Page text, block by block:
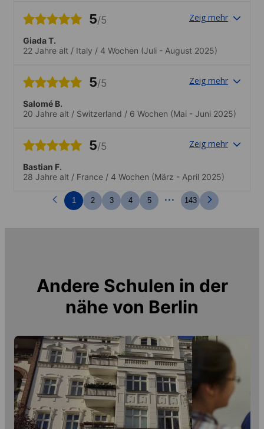
5/5 Zeig mehr
Giada T.
22 Jahre alt / Italy / 4 Wochen (Juli - August 2025)
5/5 Zeig mehr
Salomé B.
20 Jahre alt / Switzerland / 6 Wochen (Mai - Juni 2025)
5/5 Zeig mehr
Bastian F.
28 Jahre alt / France / 4 Wochen (März - April 2025)
1 2 3 4 5 ... 143
Andere Schulen in der
nähe von Berlin